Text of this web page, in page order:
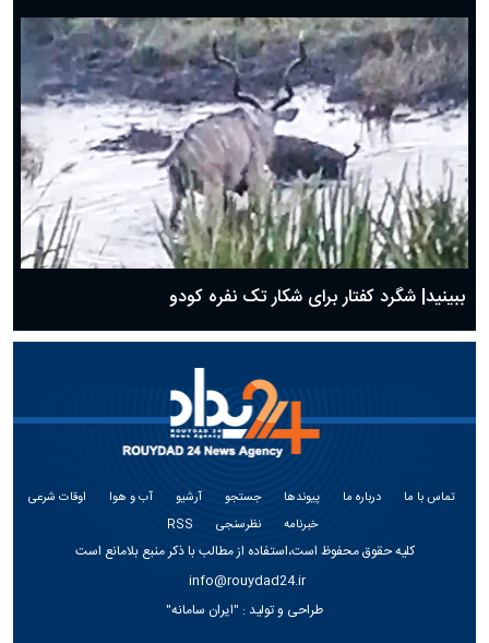
ببینید| شگرد کفتار برای شکار تک نفره کودو
تماس با ما درباره ما پیوندها جستجو آرشیو آب و هوا
اوقات شرعی
خبرنامه
نظرسنجی RSS
کلیه حقوق محفوظ است،استفاده از مطالب با ذکر منبع بلامانع است
info@rouydad24.ir
طراحی و تولید : "ایران سامانه"